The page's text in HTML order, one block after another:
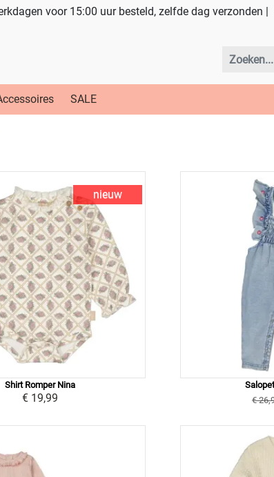
voor 15:00 uur besteld, zelfde dag verzonden |
SALE
nieuw
Shirt Romper Nina
€ 19,99
€